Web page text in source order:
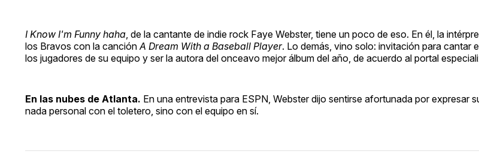
I Know I'm Funny haha , de la cantante de indie rock Faye Webster, tiene un poco de eso. En él, la
los Bravos con la canción A Dream With a Baseball Player. Lo demás, vino solo: invitación para cantar
los jugadores de su equipo y ser la autora del onceavo mejor álbum del año, de acuerdo al portal
En las nubes de Atlanta. En una entrevista para ESPN, Webster dijo sentirse afortunada por expresar
nada personal con el toletero, sino con el equipo en sí.